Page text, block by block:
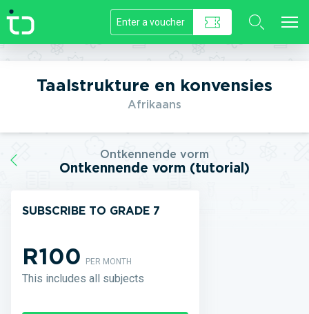
//]]>
Taalstrukture en konvensies
Afrikaans
Ontkennende vorm
Ontkennende vorm (tutorial)
SUBSCRIBE TO GRADE 7
R100PER MONTH
This includes all subjects